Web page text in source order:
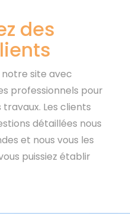
des
notre site avec
professionnels pour
Les clients
détaillées nous
et nous vous les
puissiez établir